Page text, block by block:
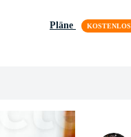
Pläne